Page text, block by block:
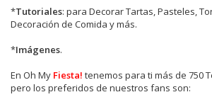
*Tutoriales: para Decorar Tartas, Pasteles,
Decoración de Comida y más.
*Imágenes.
En Oh My Fiesta! tenemos para ti más de 750
pero los preferidos de nuestros fans son: